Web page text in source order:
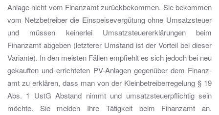
Anlage nicht vom Finanzamt zurückbekommen. Sie bekommen
vom Netzbetreiber die Einspeisevergütung ohne Umsatzsteuer
und müssen keinerlei Umsatzsteuererklärungen beim
Finanzamt abgeben (letzterer Umstand ist der Vorteil bei dieser
Variante). In den meisten Fällen empfiehlt es sich jedoch bei neu
gekauften und errichteten PV-Anlagen gegenüber dem Finanz-
amt zu erklären, dass man von der Kleinbetreiberregelung § 19
Abs. 1 UstG Abstand nimmt und umsatzsteuerpflichtig sein
möchte. Sie melden Ihre Tätigkeit beim Finanzamt an.